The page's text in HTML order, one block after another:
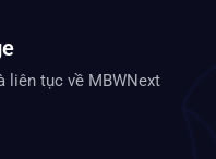
liên tục về MBWNext